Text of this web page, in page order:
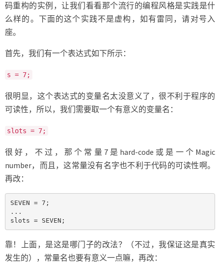
码重构的实例，让我们看看那个流行的编程风格是实践是什
么样的。下面的这个实践不是虚构，如有雷同，请对号入
座。
首先，我们有一个表达式如下所示：
s = 7;
很明显，这个表达式的变量名太没意义了，很不利于程序的
可读性，所以，我们需要取一个有意义的变量名：
slots = 7;
很好，不过，那个常量7是hard-code或是一个Magic
number，而且，这常量没有名字也不利于代码的可读性啊。
再改：
SEVEN = 7;
...
slots = SEVEN;
靠！上面，是这是哪门子的改法？（不过，我保证这是真实
发生的），常量名也要有意义一点嘛，再改：